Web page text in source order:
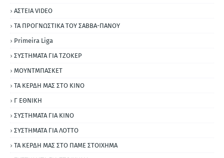
ΑΣΤΕΙΑ VIDEO
ΤΑ ΠΡΟΓΝΩΣΤΙΚΑ ΤΟΥ ΣΑΒΒΑ-ΠΑΝΟΥ
Primeira Liga
ΣΥΣΤΗΜΑΤΑ ΓΙΑ ΤΖΟΚΕΡ
ΜΟΥΝΤΜΠΑΣΚΕΤ
ΤΑ ΚΕΡΔΗ ΜΑΣ ΣΤΟ ΚΙΝΟ
Γ ΕΘΝΙΚΗ
ΣΥΣΤΗΜΑΤΑ ΓΙΑ ΚΙΝΟ
ΣΥΣΤΗΜΑΤΑ ΓΙΑ ΛΟΤΤΟ
ΤΑ ΚΕΡΔΗ ΜΑΣ ΣΤΟ ΠΑΜΕ ΣΤΟΙΧΗΜΑ